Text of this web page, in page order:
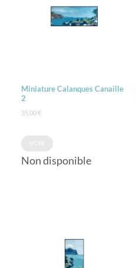
Miniature Calanques Canaille
2
35,00€
Non disponible